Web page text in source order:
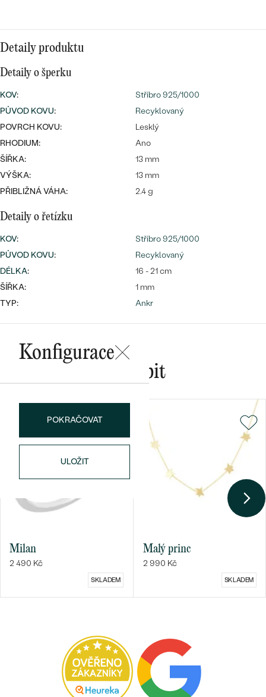
Wave kolekce
PROHLÉDNOUT
NA MÍRU
DIAMANTY
Bestsellery
OBJEVIT
Personalizované
přívěsky
Nejprodávanější
prsteny
Detaily produktu
Detaily o šperku
KOV:
Stříbro 925/1000
PŮVOD KOVU:
Recyklovaný
POVRCH KOVU:
Lesklý
RHODIUM:
Ano
ŠÍŘKA:
13 mm
VÝŠKA:
13 mm
PŘIBLIŽNÁ VÁHA:
2.4 g
Detaily o řetízku
KOV:
Stříbro 925/1000
PŮVOD KOVU:
Recyklovaný
DÉLKA:
16 - 21 cm
ŠÍŘKA:
1 mm
TYP:
Ankr
Konfigurace
POKRAČOVAT
ULOŽIT
Mohlo by se vám líbit
Milan
2 490 Kč
SKLADEM
Malý princ
2 990 Kč
SKLADEM